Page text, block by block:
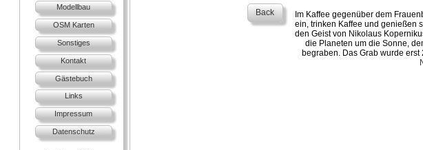
Modellbau
OSM Karten
Sonstiges
Kontakt
Gästebuch
Links
Impressum
Datenschutz
Back
Im Kaffee gegenüber dem
ein, trinken Kaffee und genießen
den Geist von Nikolaus
die Planeten um die Sonne,
begraben. Das Grab wurde